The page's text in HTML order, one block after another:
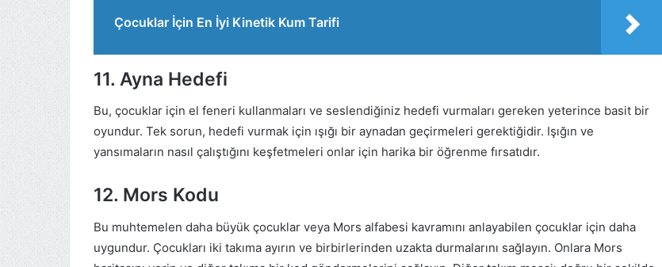
Çocuklar İçin En İyi Kinetik Kum Tarifi
11. Ayna Hedefi
Bu, çocuklar için el feneri kullanmaları ve seslendiğiniz hedefi vurmaları gereken yeterince basit bir
oyundur. Tek sorun, hedefi vurmak için ışığı bir aynadan geçirmeleri gerektiğidir. Işığın ve
yansımaların nasıl çalıştığını keşfetmeleri onlar için harika bir öğrenme fırsatıdır.
12. Mors Kodu
Bu muhtemelen daha büyük çocuklar veya Mors alfabesi kavramını anlayabilen çocuklar için daha
uygundur. Çocukları iki takıma ayırın ve birbirlerinden uzakta durmalarını sağlayın. Onlara Mors